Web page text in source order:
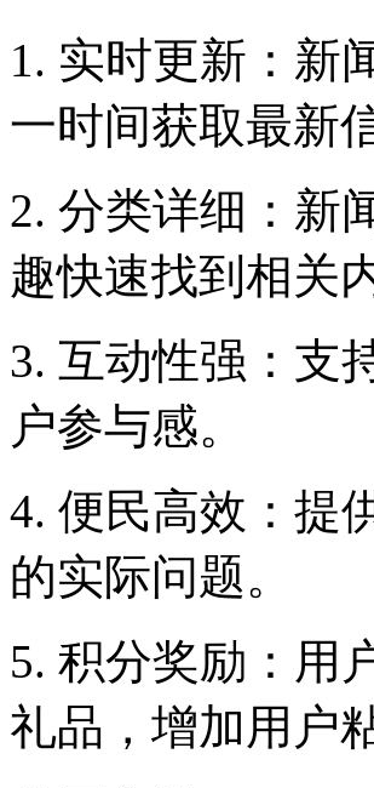
1. 实时更新：新
一时间获取最新
2. 分类详细：新
趣快速找到相关
3. 互动性强：支
户参与感。
4. 便民高效：提
的实际问题。
5. 积分奖励：用
礼品，增加用户